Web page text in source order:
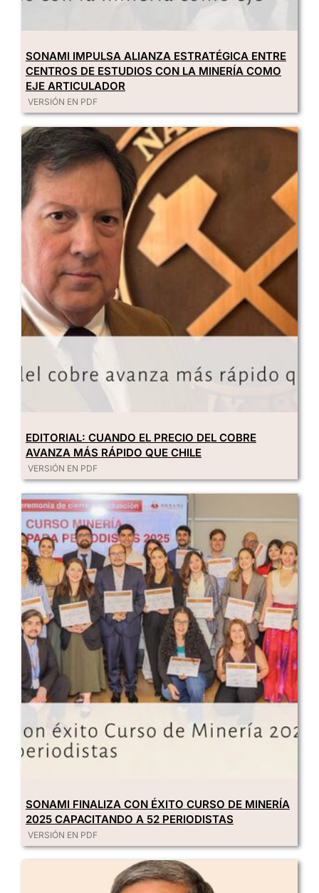
SONAMI IMPULSA ALIANZA ESTRATÉGICA ENTRE
CENTROS DE ESTUDIOS CON LA MINERÍA COMO
EJE ARTICULADOR
VERSIÓN EN PDF
EDITORIAL: CUANDO EL PRECIO DEL COBRE
AVANZA MÁS RÁPIDO QUE CHILE
VERSIÓN EN PDF
SONAMI FINALIZA CON ÉXITO CURSO DE MINERÍA
2025 CAPACITANDO A 52 PERIODISTAS
VERSIÓN EN PDF